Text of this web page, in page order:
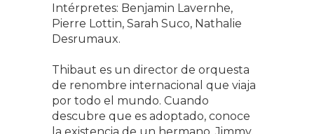
Intérpretes: Benjamin Lavernhe,
Pierre Lottin, Sarah Suco, Nathalie
Desrumaux.
Thibaut es un director de orquesta
de renombre internacional que viaja
por todo el mundo. Cuando
descubre que es adoptado, conoce